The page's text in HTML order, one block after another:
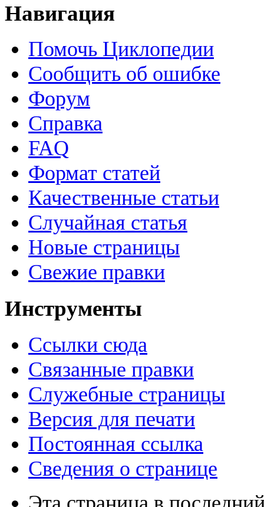
Навигация
Помочь Циклопедии
Сообщить об ошибке
Форум
Справка
FAQ
Формат статей
Качественные статьи
Случайная статья
Новые страницы
Свежие правки
Инструменты
Ссылки сюда
Связанные правки
Служебные страницы
Версия для печати
Постоянная ссылка
Сведения о странице